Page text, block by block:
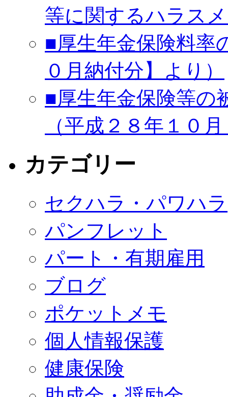
等に関するハラス
■厚生年金保険料率
０月納付分】より）
■厚生年金保険等の
（平成２８年１０
カテゴリー
セクハラ・パワハラ
パンフレット
パート・有期雇用
ブログ
ポケットメモ
個人情報保護
健康保険